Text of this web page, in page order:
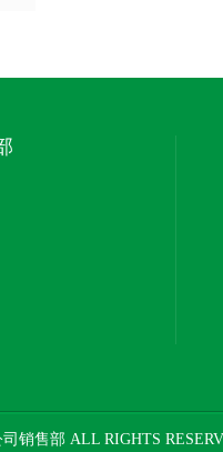
销售部 ALL RIGHTS